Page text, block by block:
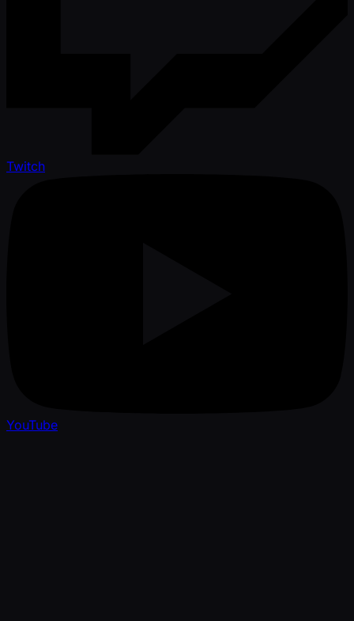
Twitch
YouTube